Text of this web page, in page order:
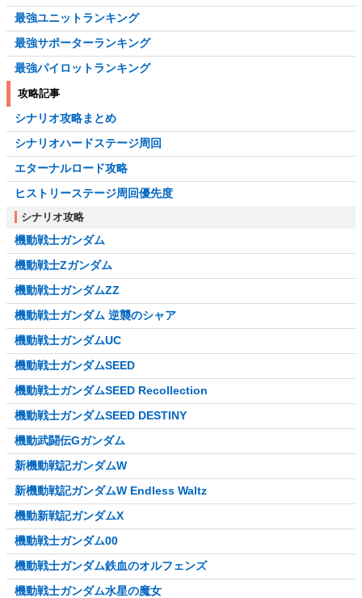
最強ユニットランキング
最強サポーターランキング
最強パイロットランキング
攻略記事
シナリオ攻略まとめ
シナリオハードステージ周回
エターナルロード攻略
ヒストリーステージ周回優先度
シナリオ攻略
機動戦士ガンダム
機動戦士Zガンダム
機動戦士ガンダムZZ
機動戦士ガンダム 逆襲のシャア
機動戦士ガンダムUC
機動戦士ガンダムSEED
機動戦士ガンダムSEED Recollection
機動戦士ガンダムSEED DESTINY
機動武闘伝Gガンダム
新機動戦記ガンダムW
新機動戦記ガンダムW Endless Waltz
機動新戦記ガンダムX
機動戦士ガンダム00
機動戦士ガンダム鉄血のオルフェンズ
機動戦士ガンダム水星の魔女